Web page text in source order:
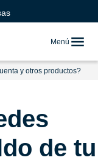
Menú
y otros productos?
de tu